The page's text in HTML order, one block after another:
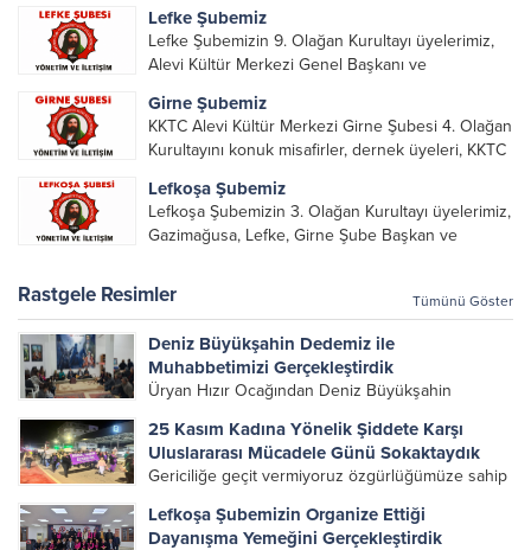
Lefke Şubemiz
Lefke Şubemizin 9. Olağan Kurultayı üyelerimiz,
Alevi Kültür Merkezi Genel Başkanı ve
katılımı ile gerçekleşti. Önceki dönemde görev
alarak emek veren, katkı koyan cümle canların...
Girne Şubemiz
KKTC Alevi Kültür Merkezi Girne Şubesi 4. Olağan
Kurultayını konuk misafirler, dernek üyeleri, KKTC
yönetim kurulu, şube başkanları ve yönetim
organlarının katılımıyla gerçekleşti....
Lefkoşa Şubemiz
Lefkoşa Şubemizin 3. Olağan Kurultayı üyelerimiz,
Gazimağusa, Lefke, Girne Şube Başkan ve
üyelerinin katılımı ile gerçekleşti. Önceki
dönemde görev alan, emek veren, katkı koyan...
Rastgele Resimler Tümünü Göster
Deniz Büyükşahin Dedemiz ile
Muhabbetimizi Gerçekleştirdik
Üryan Hızır Ocağından Deniz Büyükşahin
Gerçekleştirdik.Mağusa’dan Girne’ye, Lefkoşa’dan
Güzelyurt’a kadar tüm bölgelerden gelen
canlarımızla dün akşam çerağımızı uyandırdık,
muhabbetimizi birlik, sevgi ve muhabbetle
gerçekleştirdik.Bu anlamlı buluşmada emeği...
25 Kasım Kadına Yönelik Şiddete Karşı
Uluslararası Mücadele Günü Sokaktaydık
Gericiliğe geçit vermiyoruz özgürlüğümüze sahip
bileşeni olduğumuz, 25 Kasım Organizasyon
Lefkoşa Şubemizin Organize Ettiği
Dayanışma Yemeğini Gerçekleştirdik